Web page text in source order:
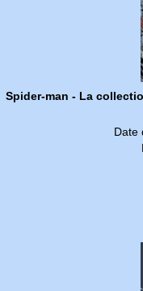
Spider-man - La
Date